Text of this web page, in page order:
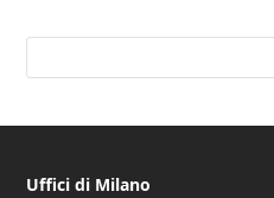
Uffici di Milano